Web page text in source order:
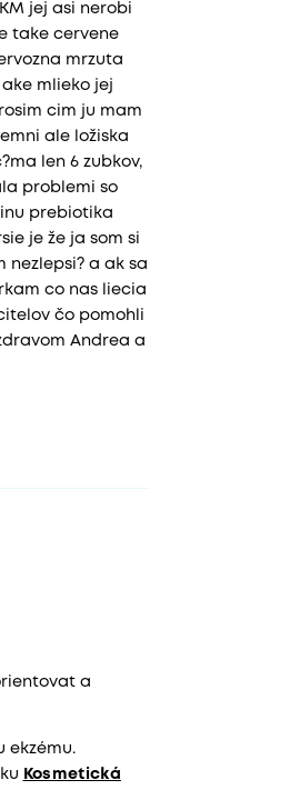
jej asi nerobi
take cervene
mrzuta
mlieko jej
cim ju mam
ale ložiska
len 6 zubkov,
problemi so
prebiotika
je že ja som si
nezlepsi? a ak sa
co nas liecia
čo pomohli
Andrea a
a
ekzému.
Kosmetická